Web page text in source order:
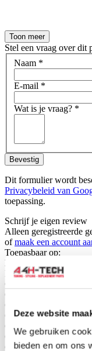
Deze website
We gebruiken
bieden en om ons
Toon meer
Stel een vraag over dit
Naam *
E-mail *
Wat is je vraag? *
Bevestig
Dit formulier wordt
Privacybeleid van
toepassing.
Schrijf je eigen review
Alleen geregistreerde
ofmaak een account
Toepasbaar op:
Honda
Del Sol 1996-1998 1.6
Civic 3 deurs/
Civic 3 deurs/
Civic 3 deurs/
Civic 3 deurs/
Civic 5 deurs/
Civic 4 deurs/sedan
Civic 4 deurs/sedan